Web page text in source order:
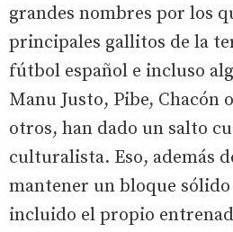
grandes nombres por los
principales gallitos de la
fútbol español e incluso
Manu Justo, Pibe, Chacón
otros, han dado un salto
culturalista. Eso, además
mantener un bloque
incluido el propio